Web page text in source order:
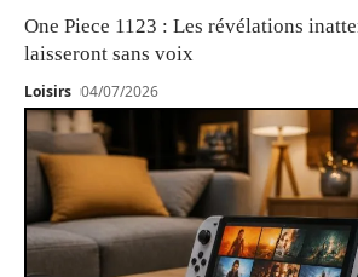
One Piece 1123 : Les révélations
laisseront sans voix
Loisirs 04/07/2026